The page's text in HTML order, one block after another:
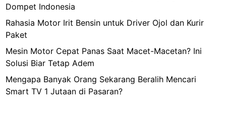
Dompet Indonesia
Rahasia Motor Irit Bensin untuk Driver Ojol dan Kurir
Paket
Mesin Motor Cepat Panas Saat Macet-Macetan? Ini
Solusi Biar Tetap Adem
Mengapa Banyak Orang Sekarang Beralih Mencari
Smart TV 1 Jutaan di Pasaran?